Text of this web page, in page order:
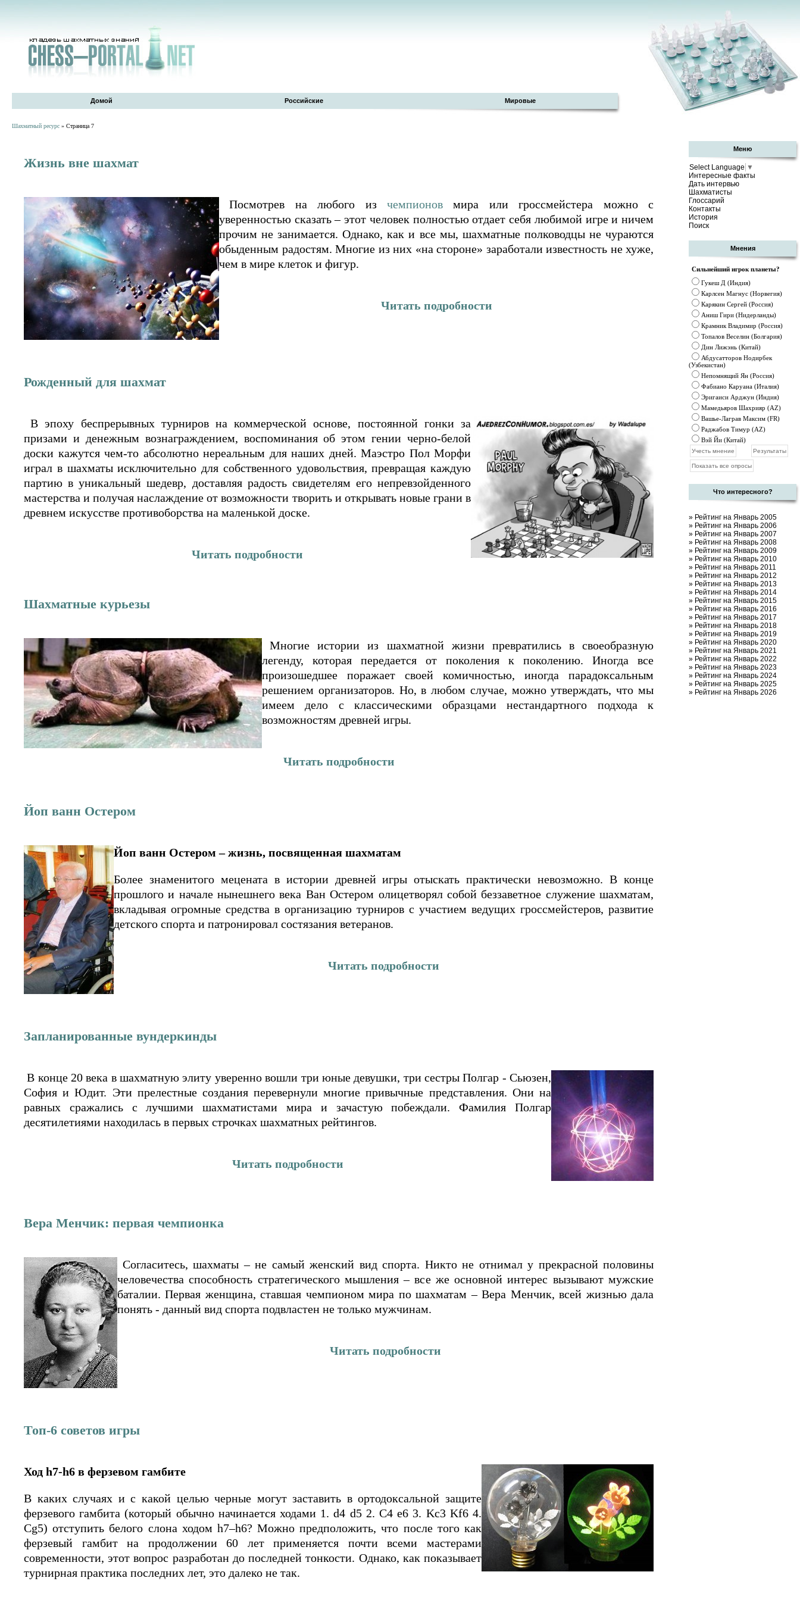
Домой Российские Мировые
Шахматный ресурс » Страница 7
Жизнь вне шахмат
Посмотрев на любого из чемпионов мира или гроссмейстера можно с
уверенностью сказать – этот человек полностью отдает себя любимой игре и ничем
прочим не занимается. Однако, как и все мы, шахматные полководцы не чураются
обыденным радостям. Многие из них «на стороне» заработали известность не хуже,
чем в мире клеток и фигур.
Читать подробности
Рожденный для шахмат
В эпоху беспрерывных турниров на коммерческой основе, постоянной гонки за
призами и денежным вознаграждением, воспоминания об этом гении черно-белой
доски кажутся чем-то абсолютно нереальным для наших дней. Маэстро Пол Морфи
играл в шахматы исключительно для собственного удовольствия, превращая каждую
партию в уникальный шедевр, доставляя радость свидетелям его непревзойденного
мастерства и получая наслаждение от возможности творить и открывать новые грани в
древнем искусстве противоборства на маленькой доске.
Читать подробности
Шахматные курьезы
Многие истории из шахматной жизни превратились в своеобразную
легенду, которая передается от поколения к поколению. Иногда все
произошедшее поражает своей комичностью, иногда парадоксальным
решением организаторов. Но, в любом случае, можно утверждать, что мы
имеем дело с классическими образцами нестандартного подхода к
возможностям древней игры.
Читать подробности
Йоп ванн Остером
Йоп ванн Остером – жизнь, посвященная шахматам
Более знаменитого мецената в истории древней игры отыскать практически невозможно. В конце
прошлого и начале нынешнего века Ван Остером олицетворял собой беззаветное служение шахматам,
вкладывая огромные средства в организацию турниров с участием ведущих гроссмейстеров, развитие
детского спорта и патронировал состязания ветеранов.
Читать подробности
Запланированные вундеркинды
В конце 20 века в шахматную элиту уверенно вошли три юные девушки, три сестры Полгар - Сьюзен,
София и Юдит. Эти прелестные создания перевернули многие привычные представления. Они на
равных сражались с лучшими шахматистами мира и зачастую побеждали. Фамилия Полгар
десятилетиями находилась в первых строчках шахматных рейтингов.
Читать подробности
Вера Менчик: первая чемпионка
Согласитесь, шахматы – не самый женский вид спорта. Никто не отнимал у прекрасной половины
человечества способность стратегического мышления – все же основной интерес вызывают мужские
баталии. Первая женщина, ставшая чемпионом мира по шахматам – Вера Менчик, всей жизнью дала
понять - данный вид спорта подвластен не только мужчинам.
Читать подробности
Топ-6 советов игры
Ход h7-h6 в ферзевом гамбите
В каких случаях и с какой целью черные могут заставить в ортодоксальной защите
ферзевого гамбита (который обычно начинается ходами 1. d4 d5 2. C4 e6 3. Kc3 Kf6 4.
Cg5) отступить белого слона ходом h7–h6? Можно предположить, что после того как
ферзевый гамбит на продолжении 60 лет применяется почти всеми мастерами
современности, этот вопрос разработан до последней тонкости. Однако, как показывает
турнирная практика последних лет, это далеко не так.
Меню
Select Language ▼
Интересные факты
Дать интервью
Шахматисты
Глоссарий
Контакты
История
Поиск
Мнения
Сильнейший игрок планеты?
Гукеш Д (Индия)
Карлсен Магнус (Норвегия)
Карякин Сергей (Россия)
Аниш Гири (Нидерланды)
Крамник Владимир (Россия)
Топалов Веселин (Болгария)
Дин Лижэнь (Китай)
Абдусатторов Нодирбек
(Узбекистан)
Непомнящий Ян (Россия)
Фабиано Каруана (Италия)
Эригаиси Арджун (Индия)
Мамедьяров Шахрияр (AZ)
Вашье-Лаграв Максим (FR)
Раджабов Тимур (AZ)
Вэй Йи (Китай)
Что интересного?
» Рейтинг на Январь 2005
» Рейтинг на Январь 2006
» Рейтинг на Январь 2007
» Рейтинг на Январь 2008
» Рейтинг на Январь 2009
» Рейтинг на Январь 2010
» Рейтинг на Январь 2011
» Рейтинг на Январь 2012
» Рейтинг на Январь 2013
» Рейтинг на Январь 2014
» Рейтинг на Январь 2015
» Рейтинг на Январь 2016
» Рейтинг на Январь 2017
» Рейтинг на Январь 2018
» Рейтинг на Январь 2019
» Рейтинг на Январь 2020
» Рейтинг на Январь 2021
» Рейтинг на Январь 2022
» Рейтинг на Январь 2023
» Рейтинг на Январь 2024
» Рейтинг на Январь 2025
» Рейтинг на Январь 2026